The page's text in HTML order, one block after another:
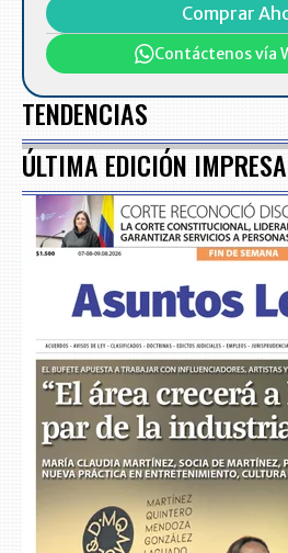
Comprar
Contáctenos vía
TENDENCIAS
ÚLTIMA EDICIÓN IMPRESA